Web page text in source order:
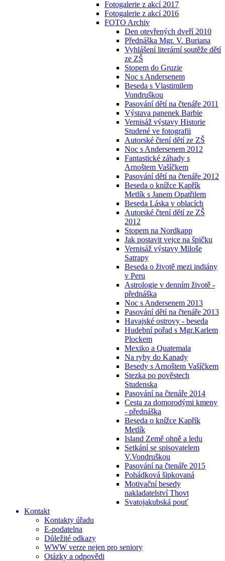
Fotogalerie z akcí 2017
Fotogalerie z akcí 2016
FOTO Archiv
Den otevřených dveří 2010
Přednáška Mgr. V. Buriana
Vyhlášení literární soutěže dětí
ze ZŠ
Stopem do Gruzie
Noc s Andersenem
Beseda s Vlastimilem
Vondruškou
Pasování dětí na čtenáře 2011
Výstava panenek Barbie
Vernisáž výstavy Historie
Studené ve fotografii
Autorské čtení dětí ze ZŠ
Noc s Andersenem 2012
Fantastické záhady s
Arnoštem Vašíčkem
Pasování dětí na čtenáře 2012
Beseda o knížce Kapřík
Metlík s Janem Opatřilem
Beseda Láska v oblacích
Autorské čtení dětí ze ZŠ
2012
Stopem na Nordkapp
Jak postavit vejce na špičku
Vernisáž výstavy Miloše
Satrapy
Beseda o životě mezi indiány
v Peru
Astrologie v denním životě -
přednáška
Noc s Andersenem 2013
Pasování dětí na čtenáře 2013
Havajské ostrovy - beseda
Hudební pořad s Mgr.Karlem
Plockem
Mexiko a Quatemala
Na ryby do Kanady
Besedy s Arnoštem Vašíčkem
Stezka po pověstech
Studenska
Pasování na čtenáře 2014
Cesta za domorodými kmeny
- přednáška
Beseda o knížce Kapřík
Metlík
Island Země ohně a ledu
Setkání se spisovatelem
V.Vondruškou
Pasování na čtenáře 2015
Pohádková šipkovaná
Motivační besedy
nakladatelství Thovt
Svatojakubská pouť
Kontakt
Kontakty úřadu
E-podatelna
Důležité odkazy
WWW verze nejen pro seniory
Otázky a odpovědi